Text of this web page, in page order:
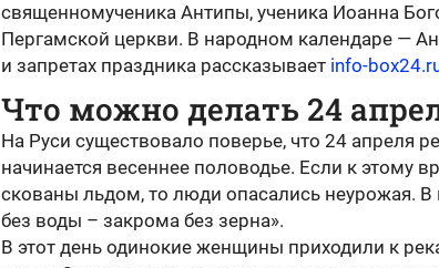
священномученика Антипы, ученика Иоанна
Пергамской церкви. В народном календаре —
и запретах праздника рассказывает info-
Что можно делать 24
На Руси существовало поверье, что 24 апреля
начинается весеннее половодье. Если к этому
скованы льдом, то люди опасались неурожая. В
без воды – закрома без зерна».
В этот день одинокие женщины приходили к